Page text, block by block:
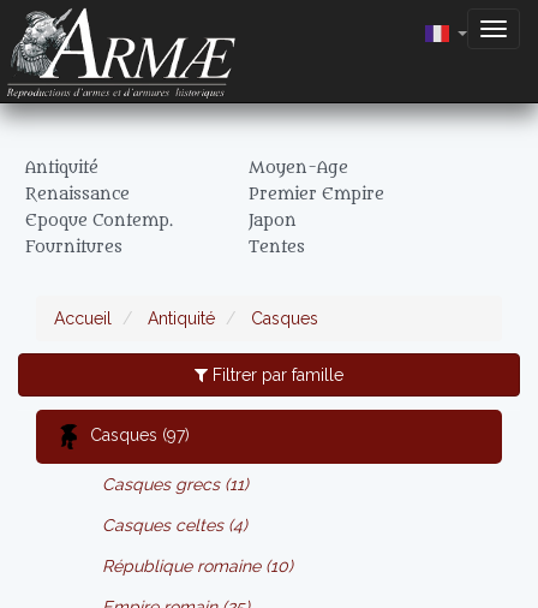
Antiquité
Moyen-Age
Renaissance
Premier Empire
Epoque Contemp.
Japon
Fournitures
Tentes
Accueil Antiquité Casques
Filtrer par famille
Casques (97)
Casques grecs (11)
Casques celtes (4)
République romaine (10)